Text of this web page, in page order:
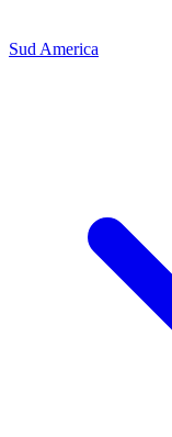
Sud America